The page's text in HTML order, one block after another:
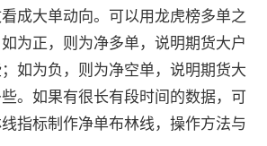
成大单动向。可以用龙虎榜多单之
为正，则为净多单，说明期货大户
如为负，则为净空单，说明期货大
。如果有很长有段时间的数据，可
指标制作净单布林线，操作方法与